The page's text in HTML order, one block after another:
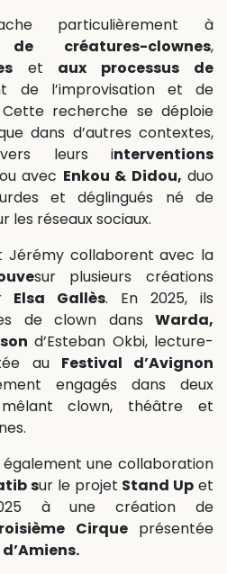
particulièrement à
créatures-clownes,
et aux processus de
de l’improvisation et de
recherche se déploie
dans d’autres contextes,
leurs interventions
ou avec Enkou & Didou, duo
et déglingués né de
les réseaux sociaux.
Jérémy collaborent avec la
sur plusieurs créations
Elsa Gallès. En 2025, ils
de clown dans Warda,
d’Esteban Okbi, lecture-
au Festival d’Avignon
engagés dans deux
mêlant clown, théâtre et
une collaboration
sur le projet Stand Up et
à une création de
Cirque présentée